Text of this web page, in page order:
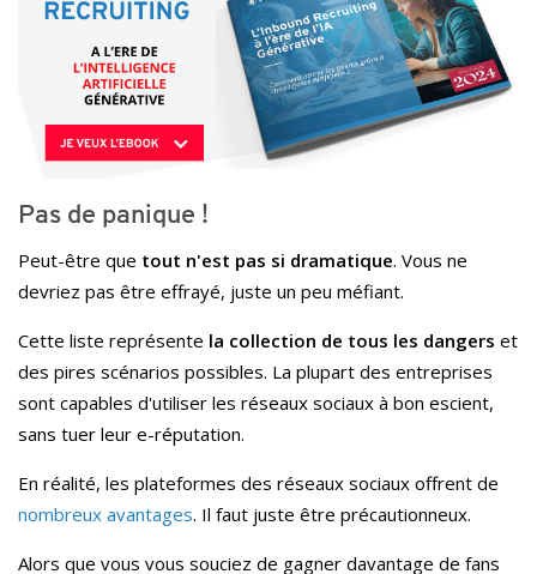
Pas de panique !
Peut-être que tout n'est pas si dramatique. Vous ne
devriez pas être effrayé, juste un peu méfiant.
Cette liste représente la collection de tous les dangers et
des pires scénarios possibles. La plupart des entreprises
sont capables d'utiliser les réseaux sociaux à bon escient,
sans tuer leur e-réputation.
En réalité, les plateformes des réseaux sociaux offrent de
nombreux avantages. Il faut juste être précautionneux.
Alors que vous vous souciez de gagner davantage de fans